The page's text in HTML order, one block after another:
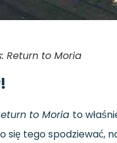
Return to Moria
to Moria to
się tego spodziewać,